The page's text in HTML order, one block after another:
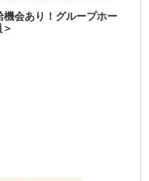
機会あり！グループホー